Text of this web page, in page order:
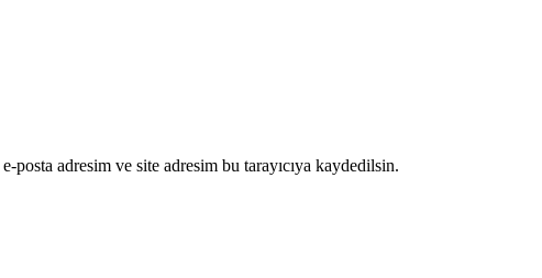
posta adresim ve site adresim bu tarayıcıya kaydedilsin.